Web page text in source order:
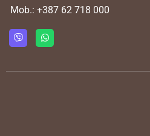
Mob.: +387 62 718 000